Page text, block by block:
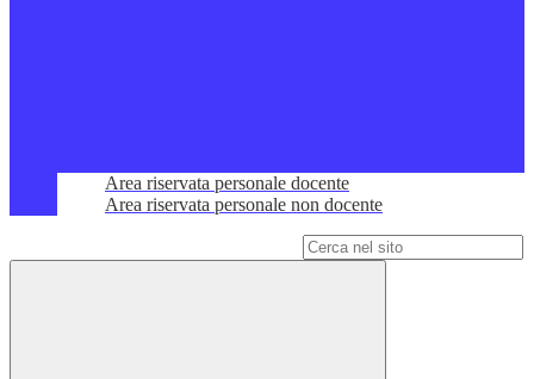
Area riservata personale docente
Area riservata personale non docente